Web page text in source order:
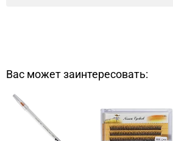
Вас может заинтересовать: